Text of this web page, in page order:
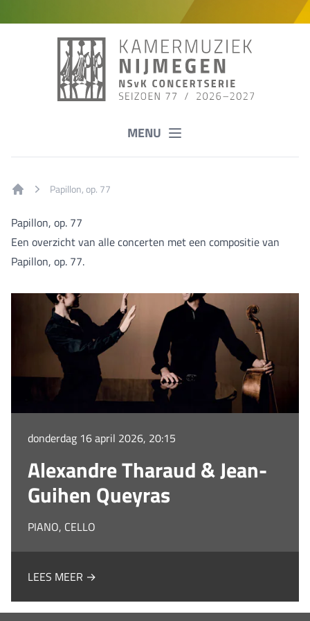
MENU
Papillon, op. 77
Papillon, op. 77
Een overzicht van alle concerten met een compositie van
Papillon, op. 77.
donderdag 16 april 2026, 20:15
Alexandre Tharaud & Jean-
Guihen Queyras
PIANO, CELLO
LEES MEER →